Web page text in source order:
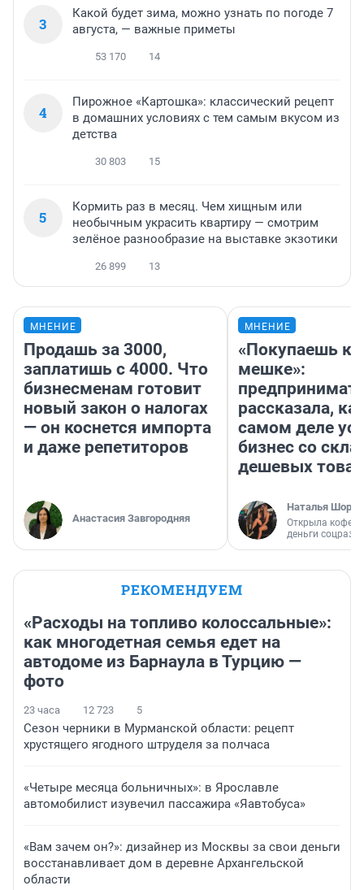
3
Какой будет зима, можно узнать по погоде 7
августа, — важные приметы
53 170 14
4
Пирожное «Картошка»: классический рецепт
в домашних условиях с тем самым вкусом из
детства
30 803 15
5
Кормить раз в месяц. Чем хищным или
необычным украсить квартиру — смотрим
зелёное разнообразие на выставке экзотики
26 899 13
МНЕНИЕ
Продашь за 3000,
заплатишь с 4000. Что
бизнесменам готовит
новый закон о налогах
— он коснется импорта
и даже репетиторов
Анастасия Завгородняя
МНЕНИЕ
«Покупаешь
мешке»:
рассказала,
самом деле
бизнес со
дешевых
Наталья
Открыла
деньги
РЕКОМЕНДУЕМ
«Расходы на топливо колоссальные»:
как многодетная семья едет на
автодоме из Барнаула в Турцию —
фото
23 часа 12 723 5
Сезон черники в Мурманской области: рецепт
хрустящего ягодного штруделя за полчаса
«Четыре месяца больничных»: в Ярославле
автомобилист изувечил пассажира «Яавтобуса»
«Вам зачем он?»: дизайнер из Москвы за свои деньги
восстанавливает дом в деревне Архангельской
области